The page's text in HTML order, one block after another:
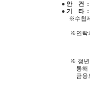
● 안 건 :
● 기 타 :
※수첩
사무실
※연락처
회 장
총 무
※ 청년
통해 회
금융보